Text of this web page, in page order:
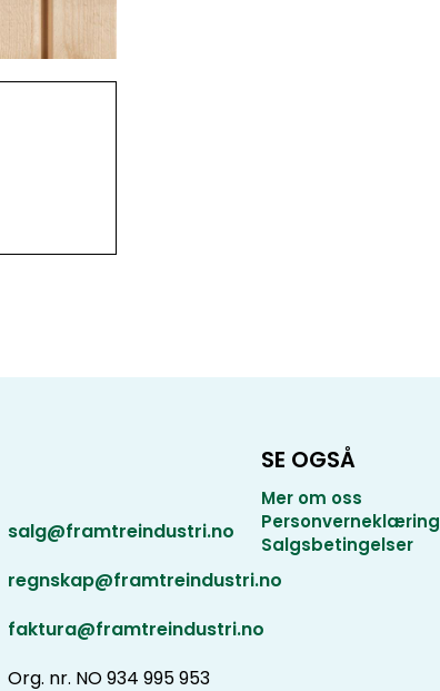
salg@framtreindustri.no
regnskap@framtreindustri.no
faktura@framtreindustri.no
Org. nr. NO 934 995 953
SE OGSÅ
Mer om oss
Personverneklæring
Salgsbetingelser